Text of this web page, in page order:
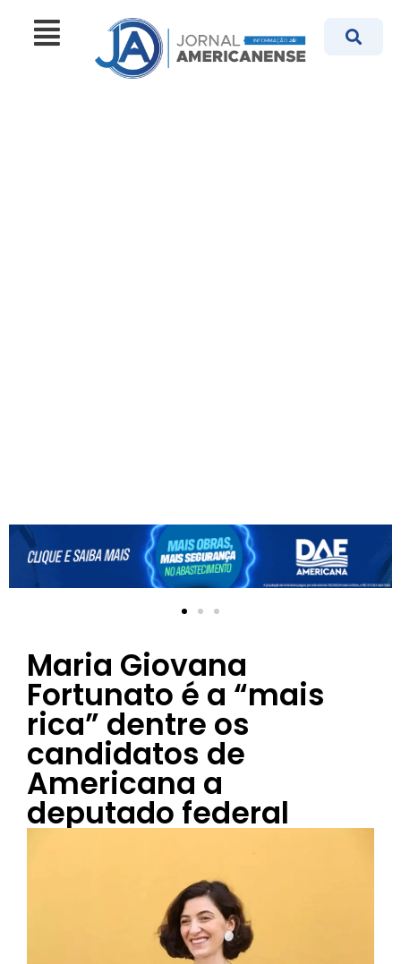
Maria Giovana
Fortunato é a “mais
rica” dentre os
candidatos de
Americana a
deputado federal